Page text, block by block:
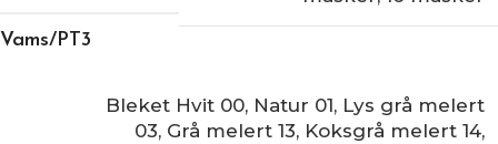
Vams/PT3
Bleket Hvit 00, Natur 01, Lys grå melert
03, Grå melert 13, Koksgrå melert 14,